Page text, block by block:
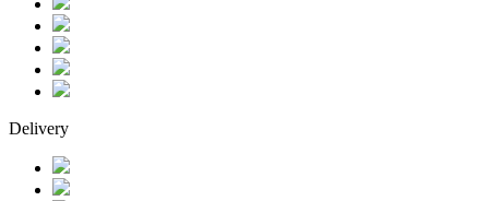
Delivery